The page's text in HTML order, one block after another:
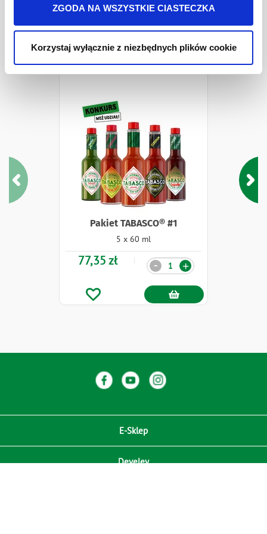
ZGODA NA WSZYSTKIE CIASTECZKA
Korzystaj wyłącznie z niezbędnych plików cookie
Pakiety i Zestawy
Pakiet TABASCO® #1
5 x 60 ml
77,35 zł Ilość +
-
E-Sklep
Develey